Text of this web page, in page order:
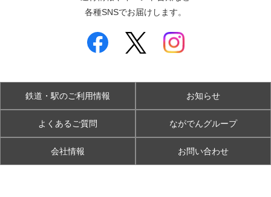
各種SNSでお届けします。
鉄道・駅のご利用情報 お知らせ
よくあるご質問 ながでんグループ
会社情報 お問い合わせ